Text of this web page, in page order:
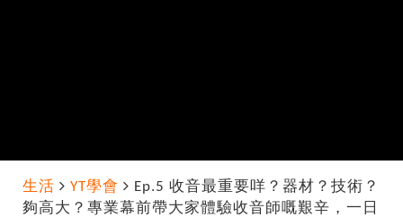
生活 YT學會
Ep.5 收音最重要咩？器材？技術？
夠高大？專業幕前帶大家體驗收音師嘅艱辛，一日